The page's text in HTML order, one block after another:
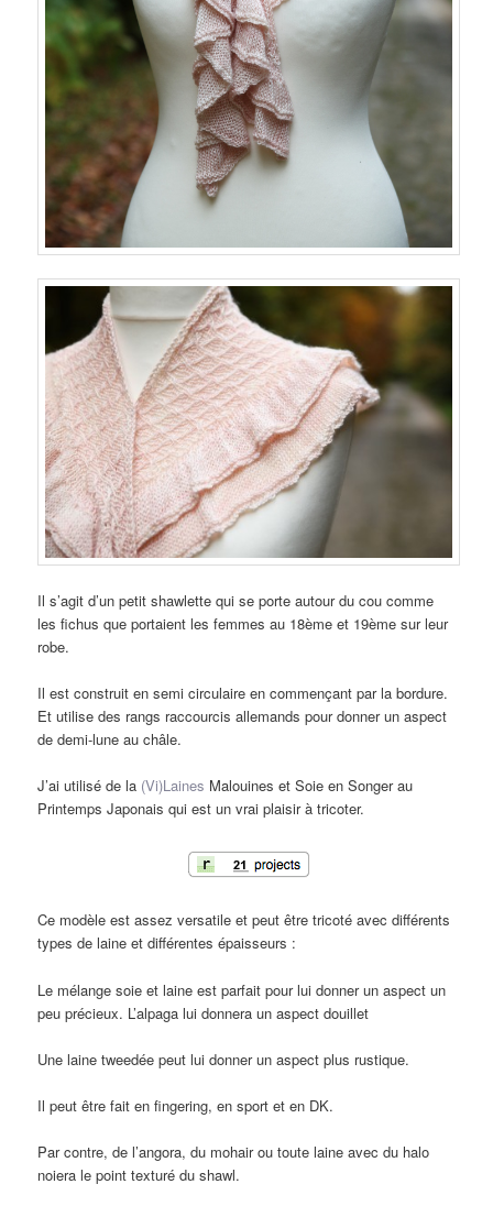
Il s’agit d’un petit shawlette qui se porte autour du cou comme
les fichus que portaient les femmes au 18ème et 19ème sur leur
robe.
Il est construit en semi circulaire en commençant par la bordure.
Et utilise des rangs raccourcis allemands pour donner un aspect
de demi-lune au châle.
J’ai utilisé de la (Vi)Laines Malouines et Soie en Songer au
Printemps Japonais qui est un vrai plaisir à tricoter.
Ce modèle est assez versatile et peut être tricoté avec différents
types de laine et différentes épaisseurs :
Le mélange soie et laine est parfait pour lui donner un aspect un
peu précieux. L’alpaga lui donnera un aspect douillet
Une laine tweedée peut lui donner un aspect plus rustique.
Il peut être fait en fingering, en sport et en DK.
Par contre, de l’angora, du mohair ou toute laine avec du halo
noiera le point texturé du shawl.